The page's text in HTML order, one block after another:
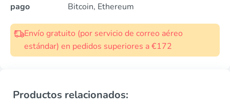
pago
Bitcoin, Ethereum
Envío gratuito (por servicio de correo aéreo
estándar) en pedidos superiores a €172
Productos relacionados: